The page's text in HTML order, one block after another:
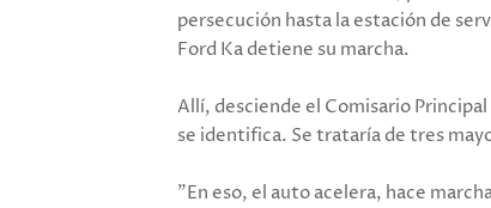
persecución hasta la estación de
Ford Ka detiene su marcha.
Allí, desciende el Comisario
se identifica. Se trataría de tres
"En eso, el auto acelera, hace